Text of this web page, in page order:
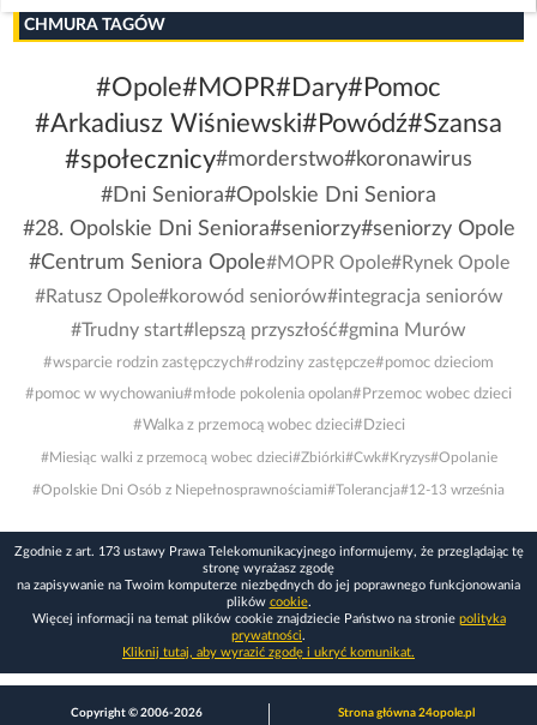
CHMURA TAGÓW
#Opole#MOPR#Dary#Pomoc
#Arkadiusz Wiśniewski#Powódź#Szansa
#społecznicy#morderstwo#koronawirus
#Dni Seniora#Opolskie Dni Seniora
#28. Opolskie Dni Seniora#seniorzy#seniorzy Opole
#Centrum Seniora Opole#MOPR Opole#Rynek Opole
#Ratusz Opole#korowód seniorów#integracja seniorów
#Trudny start#lepszą przyszłość#gmina Murów
#wsparcie rodzin zastępczych#rodziny zastępcze#pomoc dzieciom
#pomoc w wychowaniu#młode pokolenia opolan#Przemoc wobec dzieci
#Walka z przemocą wobec dzieci#Dzieci
#Miesiąc walki z przemocą wobec dzieci#Zbiórki#Cwk#Kryzys#Opolanie
#Opolskie Dni Osób z Niepełnosprawnościami#Tolerancja#12-13 września
Zgodnie z art. 173 ustawy Prawa Telekomunikacyjnego informujemy, że przeglądając tę
stronę wyrażasz zgodę
na zapisywanie na Twoim komputerze niezbędnych do jej poprawnego funkcjonowania
plików cookie.
Więcej informacji na temat plików cookie znajdziecie Państwo na stronie polityka
prywatności.
Kliknij tutaj, aby wyrazić zgodę i ukryć komunikat.
Copyright © 2006-2026 Strona główna 24opole.pl